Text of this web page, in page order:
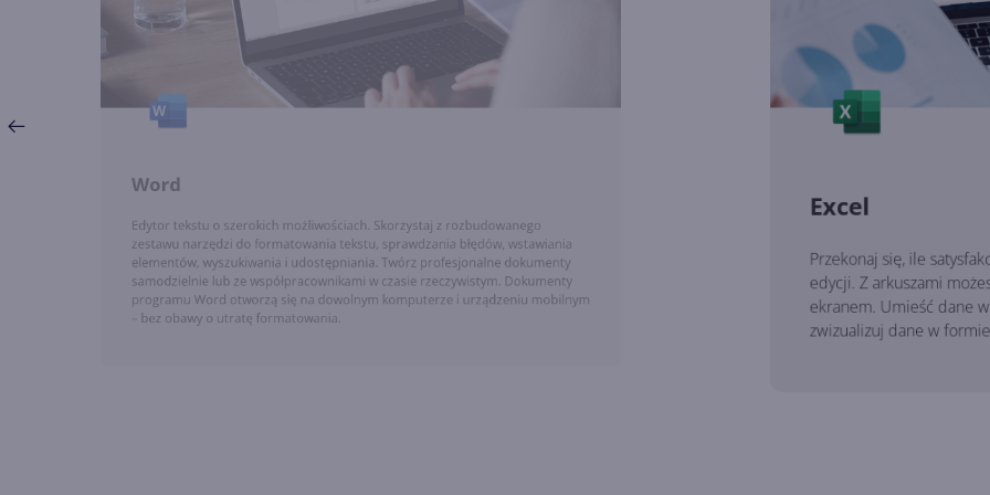
sprawdzania błędów, wstawiania
Twórz profesjonalne dokumenty
czasie rzeczywistym. Dokumenty
komputerze i urządzeniu mobilnym
Excel
Przekonaj się, ile satysfakcji daje praca z arkuszem kalkulacyjnym w
edycji. Z arkuszami możesz teraz wygodnie pracować nawet na telefonie
ekranem. Umieść dane w dynamicznych tabelach, zastosuj funkcje